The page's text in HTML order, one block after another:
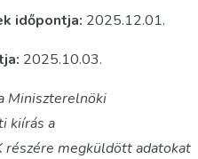
időpontja: 2025.12.01.
2025.10.03.
Miniszterelnöki
kiírás a
részére megküldött adatokat